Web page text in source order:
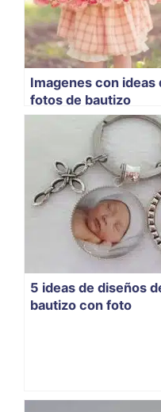
Imagenes con ideas
fotos de bautizo
5 ideas de diseños
bautizo con foto